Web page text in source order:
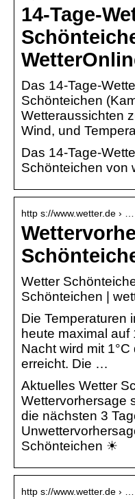
14-Tage-
Das 14-Tage-
Schönteichen
Wetteraussichten
Wind, und
Das 14-Tage-
Schönteichen von
http s://www.wetter.de ›
Wetter
Schönteichen |
Die Temperaturen
heute maximal auf
Nacht wird mit
erreicht. Die …
Aktuelles Wetter
Wettervorhersage
die nächsten 3
Schönteichen ☀
http s://www.wetter.de ›